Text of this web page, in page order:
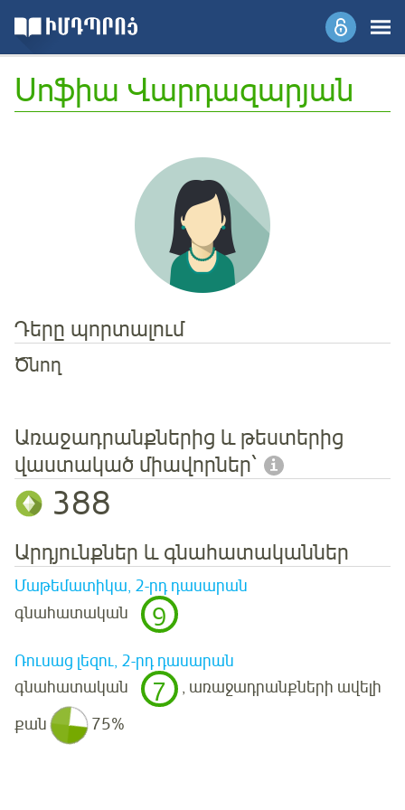
Սոֆիա Վարդազարյան
Դերը պորտալում
Ծնող
Առաջադրանքներից և թեստերից
վաստակած միավորներ՝
388
Արդյունքներ և գնահատականներ
Մաթեմատիկա, 2-րդ դասարան
գնահատական
9
Ռուսաց լեզու, 2-րդ դասարան
գնահատական
7
, առաջադրանքների ավելի
քան
75%